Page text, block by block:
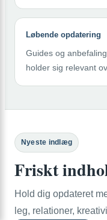
Løbende opdatering
Guides og
holder sig relevant
Nyeste indlæg
Friskt
Hold dig opdateret
leg, relationer,